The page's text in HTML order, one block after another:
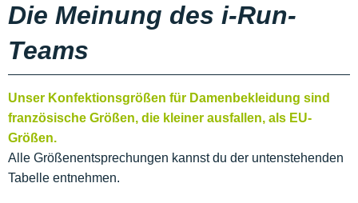
Die Meinung des i-Run-
Teams
Unser Konfektionsgrößen für Damenbekleidung sind
französische Größen, die kleiner ausfallen, als EU-
Größen.
Alle Größenentsprechungen kannst du der untenstehenden
Tabelle entnehmen.